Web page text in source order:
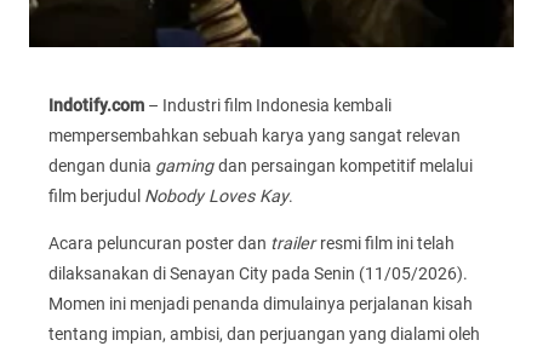
Indotify.com – Industri film Indonesia kembali
mempersembahkan sebuah karya yang sangat relevan
dengan dunia gamingdan persaingan kompetitif melalui
film berjudul Nobody Loves Kay.
Acara peluncuran poster dan trailerresmi film ini telah
dilaksanakan di Senayan City pada Senin (11/05/2026).
Momen ini menjadi penanda dimulainya perjalanan kisah
tentang impian, ambisi, dan perjuangan yang dialami oleh